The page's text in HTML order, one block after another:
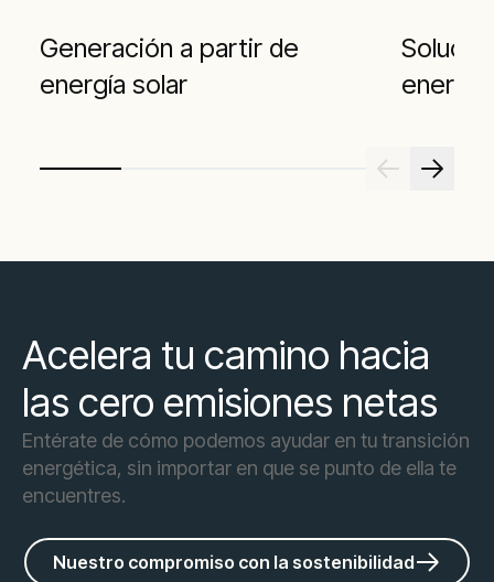
Generación a partir de
energía solar
energía
Acelera tu camino hacia
las cero emisiones netas
Entérate de cómo podemos ayudar en tu transición
energética, sin importar en que se punto de ella te
encuentres.
Nuestro compromiso con la sostenibilidad